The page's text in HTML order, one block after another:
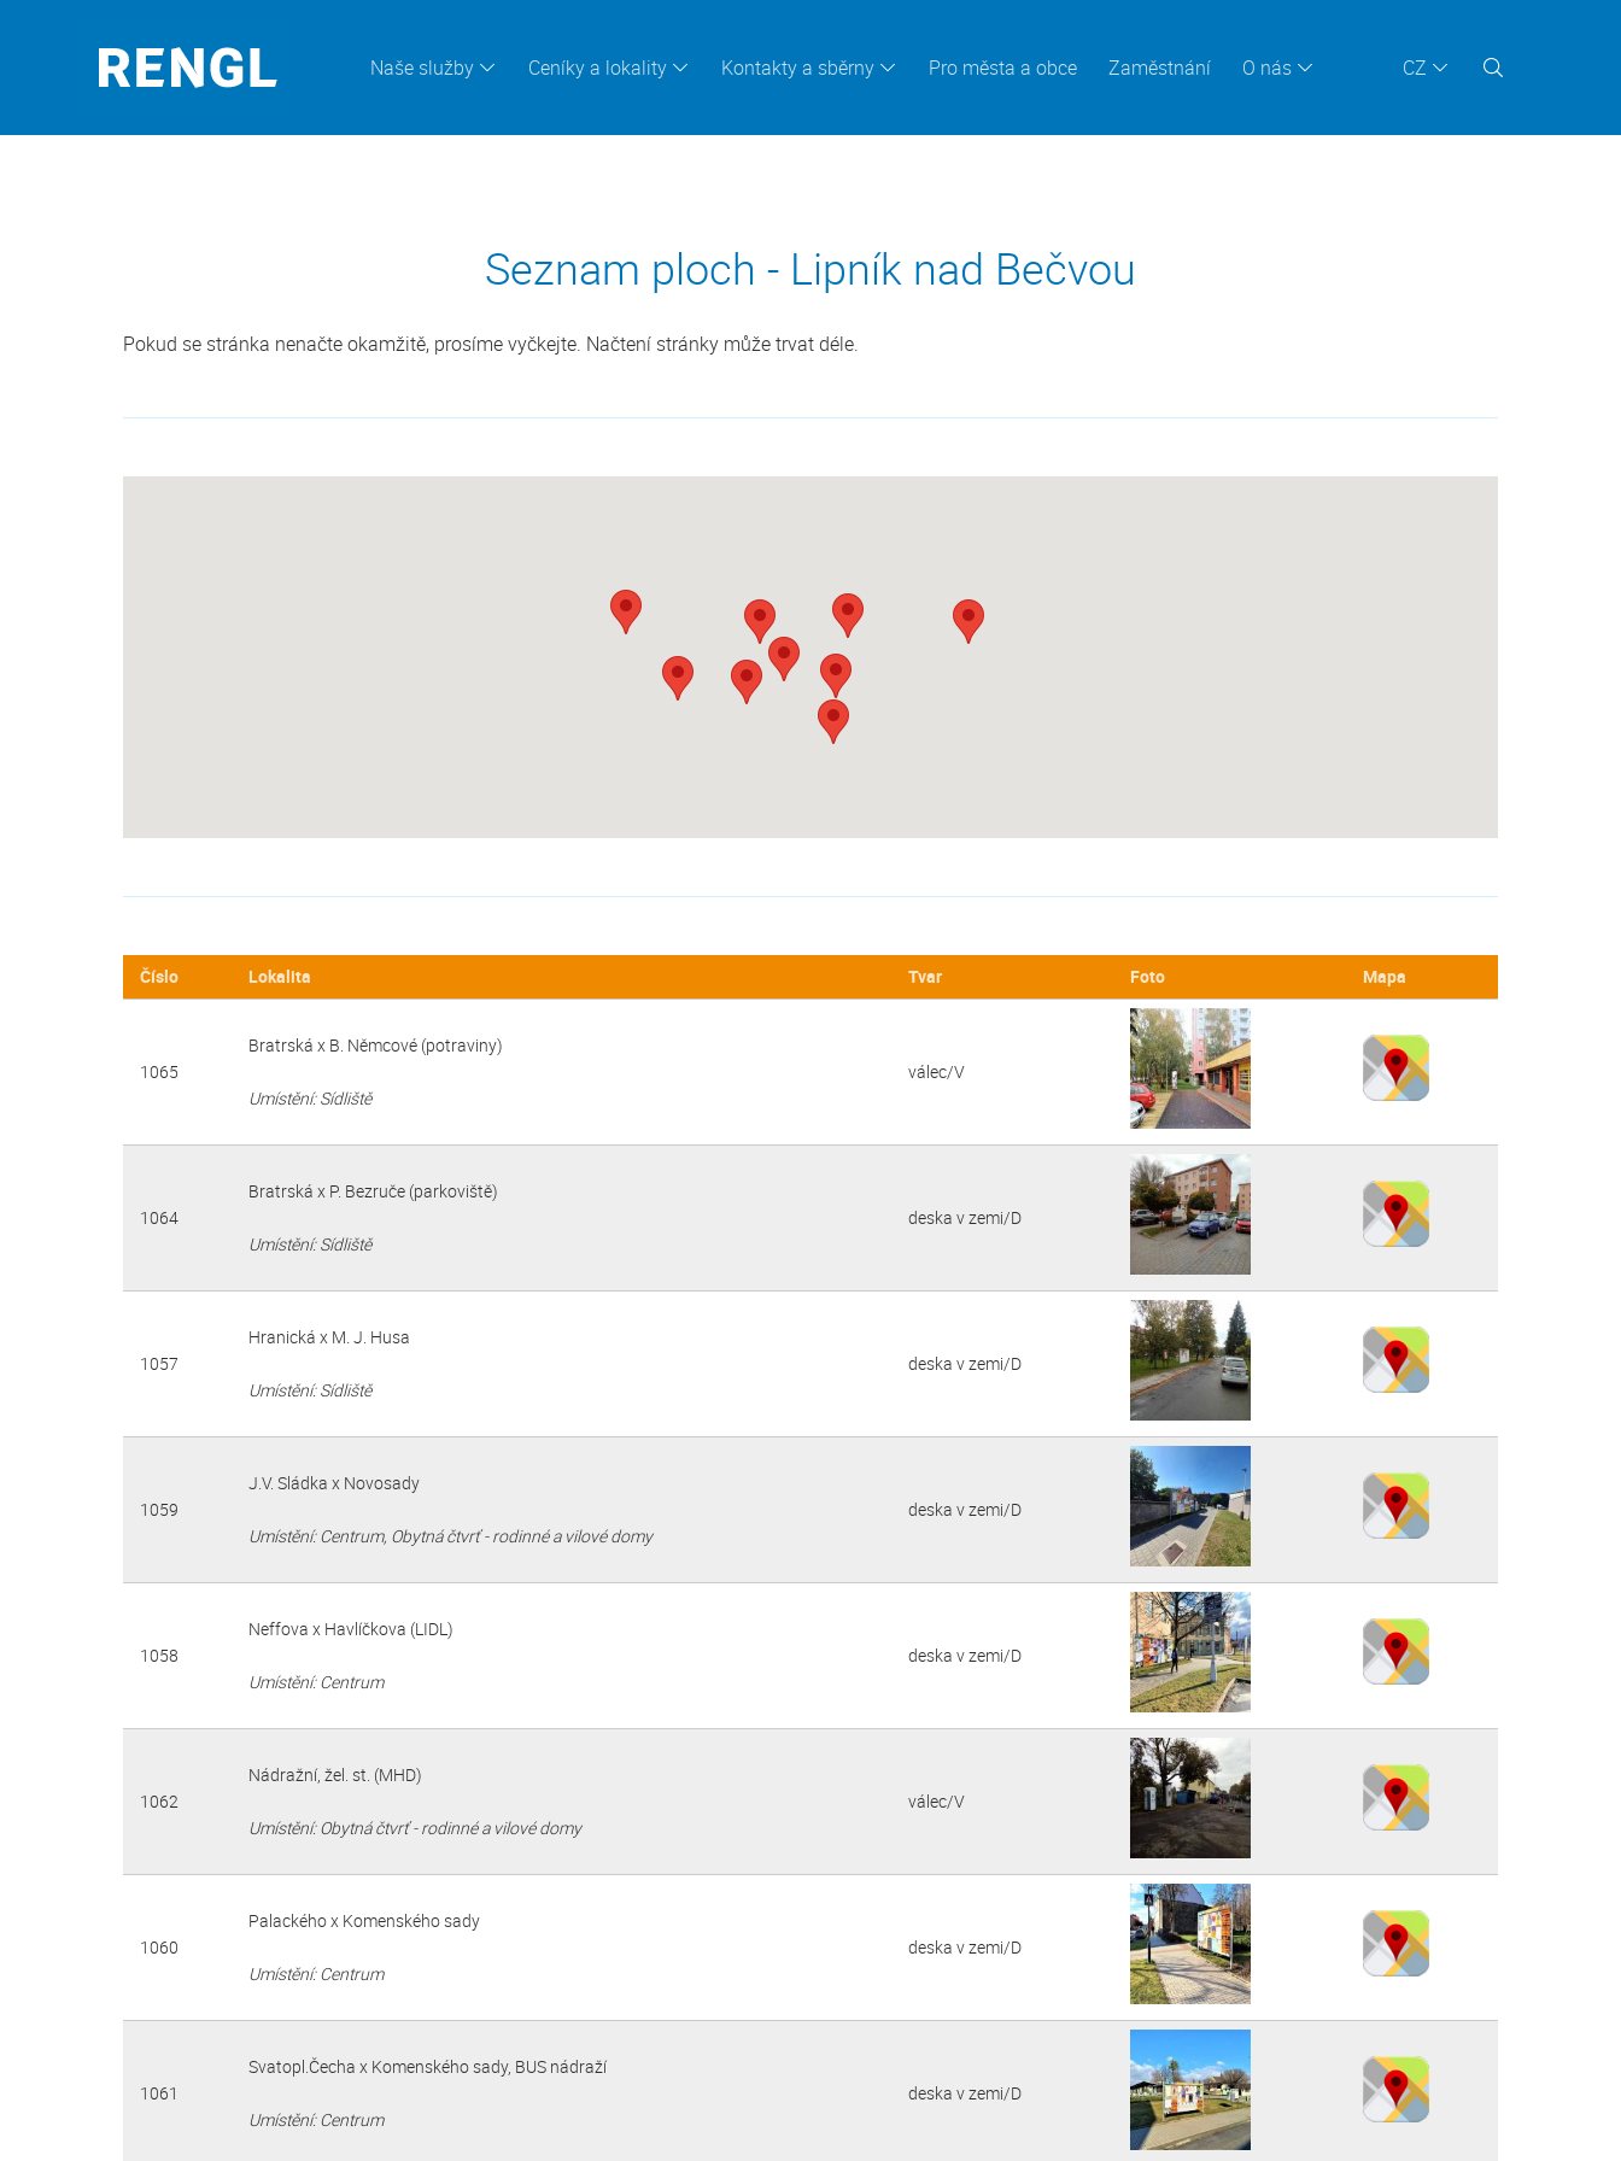
CZ
Naše služby Ceníky a lokality Kontakty a sběrny Pro města a obce Zaměstnání O nás
Seznam ploch - Lipník nad Bečvou
Pokud se stránka nenačte okamžitě, prosíme vyčkejte. Načtení stránky může trvat déle.
Číslo Lokalita Tvar Foto Mapa
1065
Bratrská x B. Němcové (potraviny)
Umístění: Sídliště
válec/V
1064
Bratrská x P. Bezruče (parkoviště)
Umístění: Sídliště
deska v zemi/D
1057
Hranická x M. J. Husa
Umístění: Sídliště
deska v zemi/D
1059
J.V. Sládka x Novosady
Umístění: Centrum, Obytná čtvrť - rodinné a vilové domy
deska v zemi/D
1058
Neffova x Havlíčkova (LIDL)
Umístění: Centrum
deska v zemi/D
1062
Nádražní, žel. st. (MHD)
Umístění: Obytná čtvrť - rodinné a vilové domy
válec/V
1060
Palackého x Komenského sady
Umístění: Centrum
deska v zemi/D
1061
Svatopl.Čecha x Komenského sady, BUS nádraží
Umístění: Centrum
deska v zemi/D